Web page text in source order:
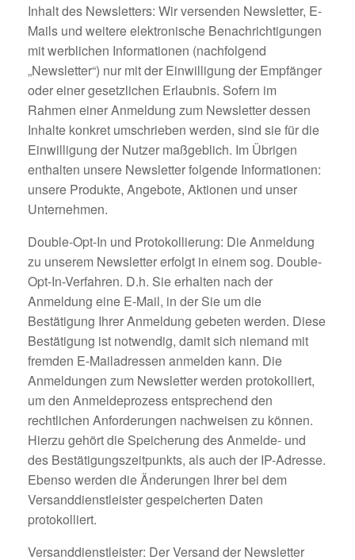
Inhalt des Newsletters: Wir versenden Newsletter, E-
Mails und weitere elektronische Benachrichtigungen
mit werblichen Informationen (nachfolgend
„Newsletter“) nur mit der Einwilligung der Empfänger
oder einer gesetzlichen Erlaubnis. Sofern im
Rahmen einer Anmeldung zum Newsletter dessen
Inhalte konkret umschrieben werden, sind sie für die
Einwilligung der Nutzer maßgeblich. Im Übrigen
enthalten unsere Newsletter folgende Informationen:
unsere Produkte, Angebote, Aktionen und unser
Unternehmen.
Double-Opt-In und Protokollierung: Die Anmeldung
zu unserem Newsletter erfolgt in einem sog. Double-
Opt-In-Verfahren. D.h. Sie erhalten nach der
Anmeldung eine E-Mail, in der Sie um die
Bestätigung Ihrer Anmeldung gebeten werden. Diese
Bestätigung ist notwendig, damit sich niemand mit
fremden E-Mailadressen anmelden kann. Die
Anmeldungen zum Newsletter werden protokolliert,
um den Anmeldeprozess entsprechend den
rechtlichen Anforderungen nachweisen zu können.
Hierzu gehört die Speicherung des Anmelde- und
des Bestätigungszeitpunkts, als auch der IP-Adresse.
Ebenso werden die Änderungen Ihrer bei dem
Versanddienstleister gespeicherten Daten
protokolliert.
Versanddienstleister: Der Versand der Newsletter